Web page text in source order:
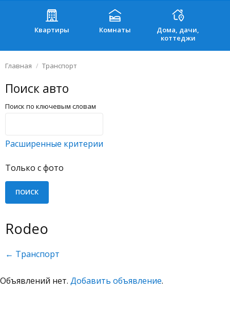
Квартиры Комнаты
Дома, дачи,
коттеджи
Главная Транспорт
Поиск авто
Поиск по ключевым словам
Расширенные критерии
Только с фото
Rodeo
← Транспорт
Объявлений нет. Добавить объявление.